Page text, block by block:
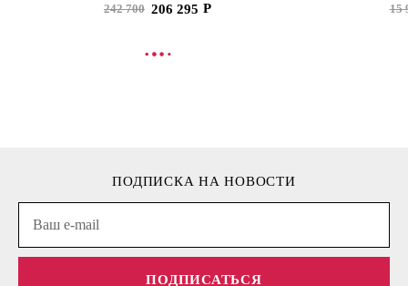
242 700 206 295
В КОРЗИНУ
15
ПОДПИСКА НА НОВОСТИ
ПОДПИСАТЬСЯ